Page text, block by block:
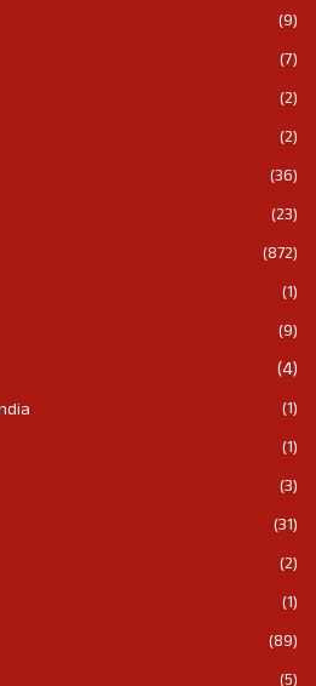
(9)
(7)
(2)
(2)
(36)
(23)
(872)
(1)
(9)
(4)
(1)
(1)
(3)
(31)
(2)
(1)
(89)